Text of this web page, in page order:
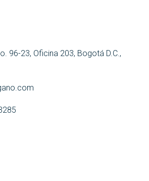
96-23, Oficina 203, Bogotá D.C.,